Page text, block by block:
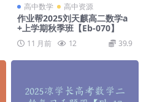
高中数学 高中资源
作业帮2025刘天麒高二数学a
+上学期秋季班【Eb-070】
11 月前 12 39.9